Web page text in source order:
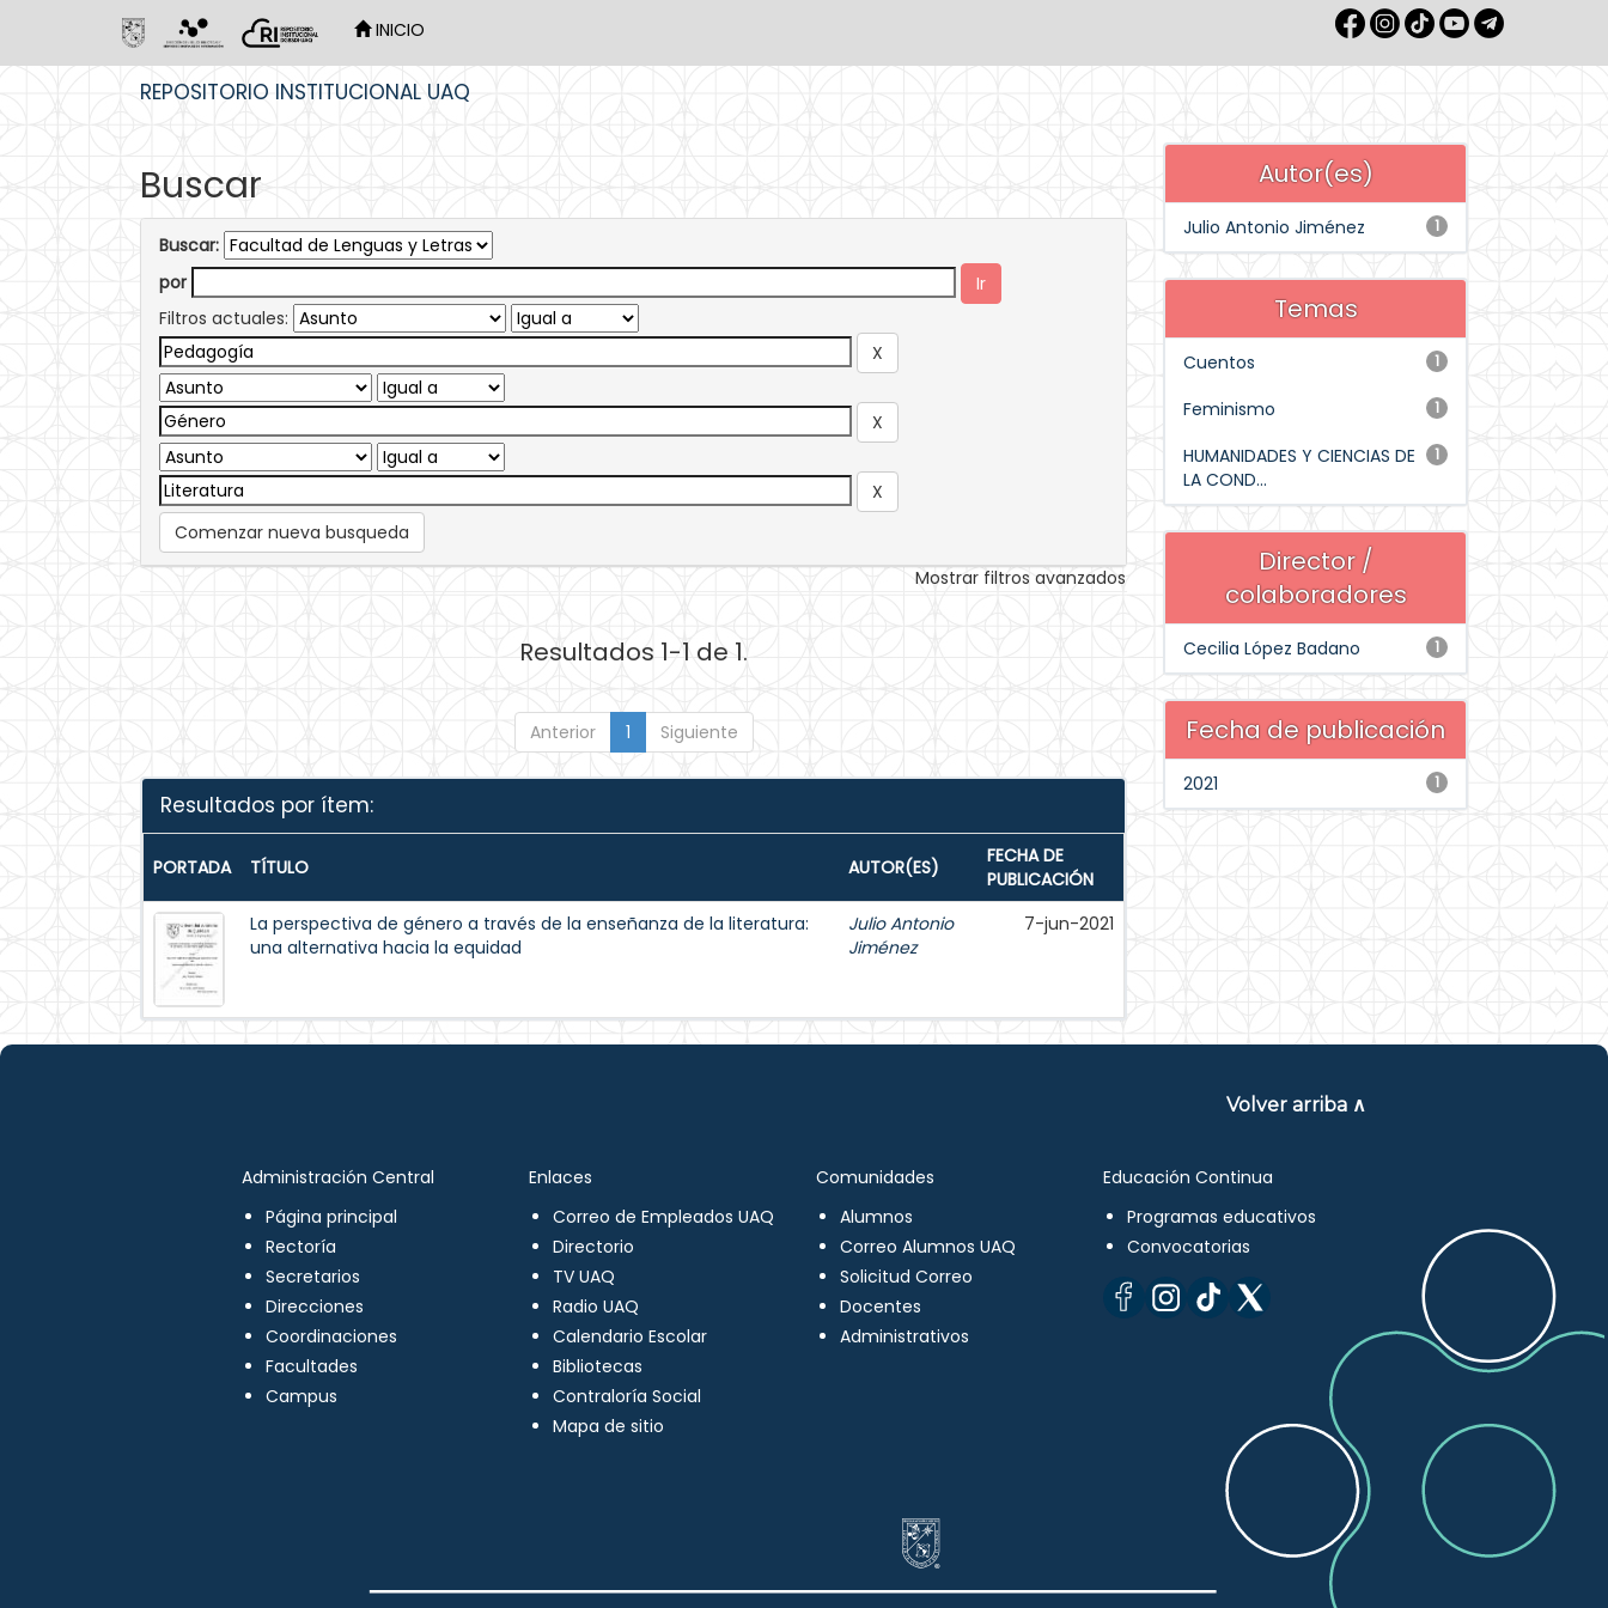
INICIO
REPOSITORIO INSTITUCIONAL UAQ
Buscar
Buscar:
por
Filtros actuales:
Comenzar nueva busqueda
Mostrar filtros avanzados
Resultados 1-1 de 1.
Anterior 1 Siguiente
Resultados por ítem:
PORTADA TÍTULO AUTOR(ES)
FECHA DE
PUBLICACIÓN
La perspectiva de género a través de la enseñanza de la literatura:
una alternativa hacia la equidad
Julio Antonio
Jiménez
7-jun-2021
Autor(es)
1
Julio Antonio Jiménez
Temas
1
Cuentos
1
Feminismo
1
HUMANIDADES Y CIENCIAS DE
LA COND...
Director /
colaboradores
1
Cecilia López Badano
Fecha de publicación
1
2021
Volver arriba ∧
Administración Central
Página principal
Rectoría
Secretarios
Direcciones
Coordinaciones
Facultades
Campus
Enlaces
Correo de Empleados UAQ
Directorio
TV UAQ
Radio UAQ
Calendario Escolar
Bibliotecas
Contraloría Social
Mapa de sitio
Comunidades
Alumnos
Correo Alumnos UAQ
Solicitud Correo
Docentes
Administrativos
Educación Continua
Programas educativos
Convocatorias